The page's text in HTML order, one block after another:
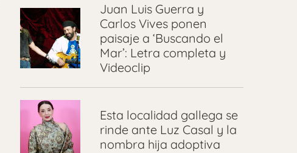
Juan Luis Guerra y
Carlos Vives ponen
paisaje a ‘Buscando el
Mar’: Letra completa y
Videoclip
Esta localidad gallega se
rinde ante Luz Casal y la
nombra hija adoptiva